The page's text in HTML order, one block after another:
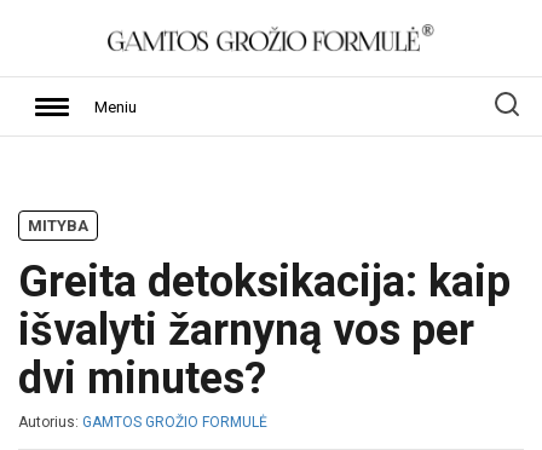
Meniu
MITYBA
Greita detoksikacija: kaip
išvalyti žarnyną vos per
dvi minutes?
Autorius: GAMTOS GROŽIO FORMULĖ